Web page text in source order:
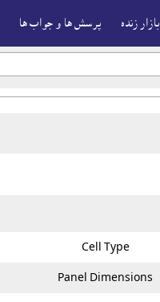
بازار زنده پرسش ها و جواب ها
Cell Type
Panel Dimensions